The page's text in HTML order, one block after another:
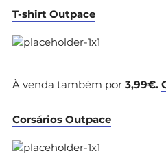
T-shirt Outpace
À venda também por 3,99€.
Corsários Outpace